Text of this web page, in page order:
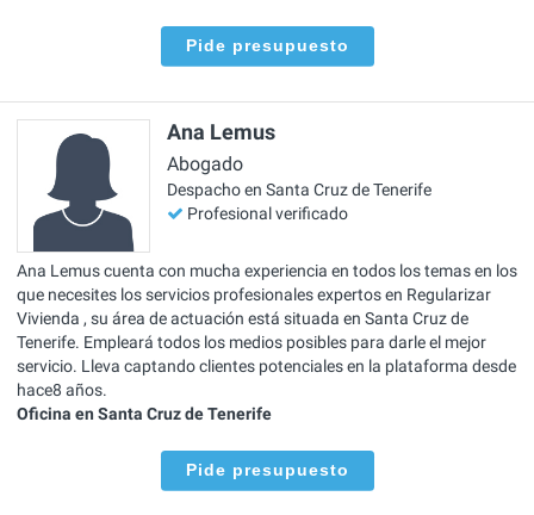
Pide presupuesto
Ana Lemus
Abogado
Despacho en Santa Cruz de Tenerife
Profesional verificado
Ana Lemus cuenta con mucha experiencia en todos los temas en los
que necesites los servicios profesionales expertos en Regularizar
Vivienda , su área de actuación está situada en Santa Cruz de
Tenerife. Empleará todos los medios posibles para darle el mejor
servicio. Lleva captando clientes potenciales en la plataforma desde
hace8 años.
Oficina en Santa Cruz de Tenerife
Pide presupuesto